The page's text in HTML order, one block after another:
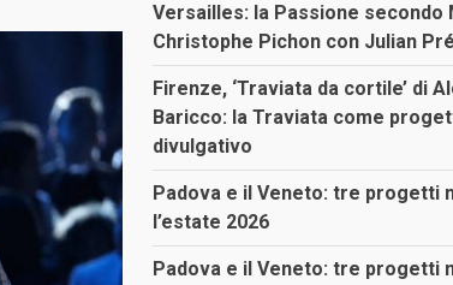
Versailles: la Passione secondo
Christophe Pichon con Julian
Firenze, ‘Traviata da cortile’ di
Baricco: la Traviata come
divulgativo
Padova e il Veneto: tre progetti
l’estate 2026
Padova e il Veneto: tre progetti